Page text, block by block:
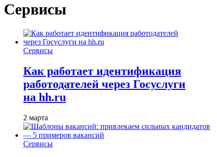
Сервисы
Сервисы
Как работает идентификация
работодателей через Госуслуги
на hh.ru
2 марта
Сервисы